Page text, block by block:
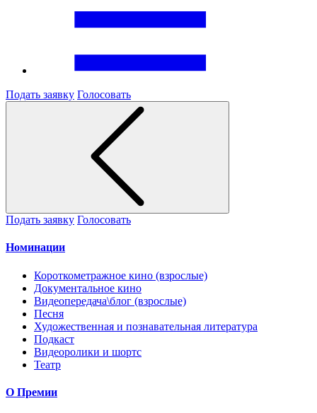
Подать заявку Голосовать
Подать заявку Голосовать
Номинации
Короткометражное кино (взрослые)
Документальное кино
Видеопередача\блог (взрослые)
Песня
Художественная и познавательная литература
Подкаст
Видеоролики и шортс
Театр
О Премии